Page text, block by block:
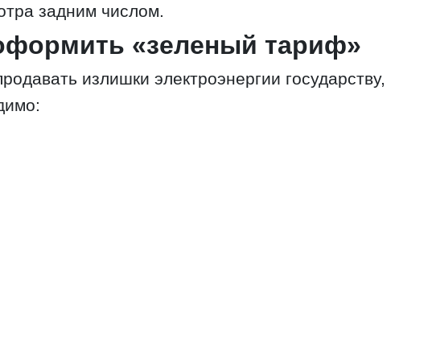
задним числом.
«зеленый тариф»
излишки электроэнергии государству,